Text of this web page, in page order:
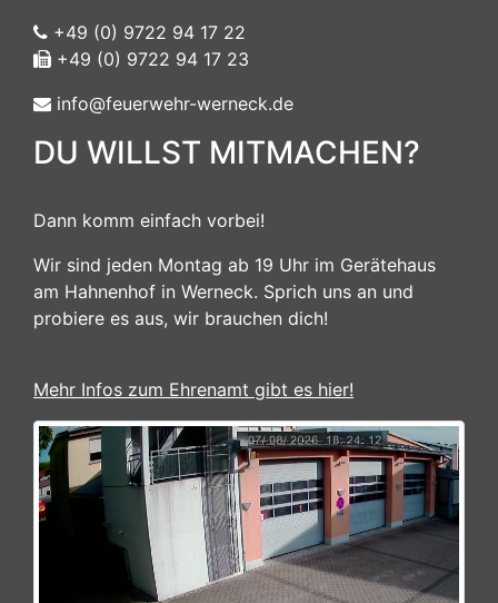
+49 (0) 9722 94 17 22
+49 (0) 9722 94 17 23
info@feuerwehr-werneck.de
DU WILLST MITMACHEN?
Dann komm einfach vorbei!
Wir sind jeden Montag ab 19 Uhr im Gerätehaus
am Hahnenhof in Werneck. Sprich uns an und
probiere es aus, wir brauchen dich!
Mehr Infos zum Ehrenamt gibt es hier!